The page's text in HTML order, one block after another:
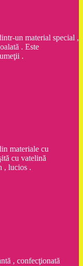
un material special ,
. Este
.
materiale cu
cu vatelină
, lucios .
, confecţionată